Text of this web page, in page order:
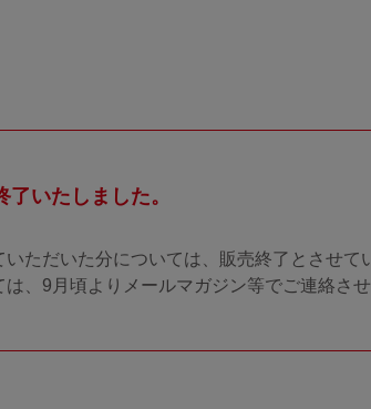
いたしました。
ただいた分については、販売終了とさせて
、9月頃よりメールマガジン等でご連絡させ